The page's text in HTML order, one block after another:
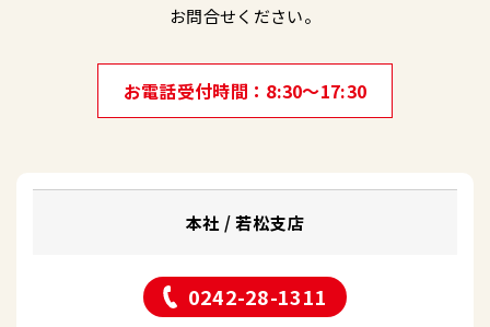
お問合せください。
お電話受付時間 8:30～17:30
本社 / 若松支店
0242-28-1311